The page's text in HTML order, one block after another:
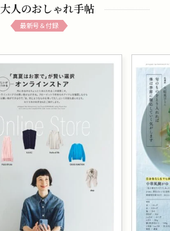
大人のおしゃれ手帖
最新号＆付録